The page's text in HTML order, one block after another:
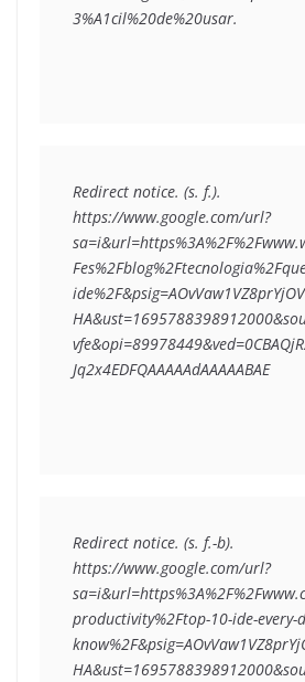
3%A1cil%20de%20usar.
Redirect notice. (s. f.).
https://www.google.com/url?
Jq2x4EDFQAAAAAdAAAAABAE
Redirect notice. (s. f.-b).
https://www.google.com/url?
productivity%2Ftop-10-ide-every-